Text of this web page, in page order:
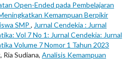
Open-Ended pada Pembelajaran
Kemampuan Berpikir
SMP , Jurnal Cendekia : Jurnal
Vol 7 No 1: Jurnal Cendekia: Jurnal
Volume 7 Nomor 1 Tahun 2023
Ria Sudiana, Analisis Kemampuan